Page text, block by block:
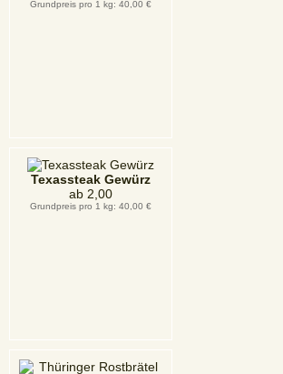
Grundpreis pro 1 kg: 40,00 €
Texassteak Gewürz
ab 2,00
Grundpreis pro 1 kg: 40,00 €